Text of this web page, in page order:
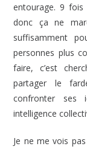
entourage. 9
donc ça ne
suffisamment
personnes plus
faire, c’est
partager le
confronter ses
intelligence
Je ne me vois